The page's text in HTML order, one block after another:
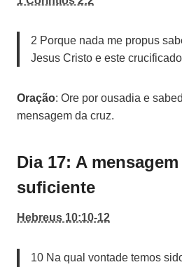
2 Porque nada me propus
Jesus Cristo e este
Oração: Ore por ousadia e
mensagem da cruz.
Dia 17: A
suficiente
Hebreus 10:10-12
10 Na qual vontade temos